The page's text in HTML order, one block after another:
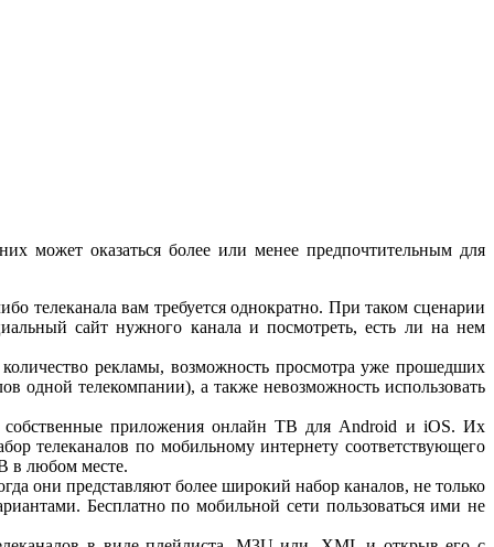
может оказаться более или менее предпочтительным для
телеканала вам требуется однократно. При таком сценарии
сайт нужного канала и посмотреть, есть ли на нем
рекламы, возможность просмотра уже прошедших
одной телекомпании), а также невозможность использовать
приложения онлайн ТВ для Android и iOS. Их
телеканалов по мобильному интернету соответствующего
в любом месте.
они представляют более широкий набор каналов, не только
Бесплатно по мобильной сети пользоваться ими не